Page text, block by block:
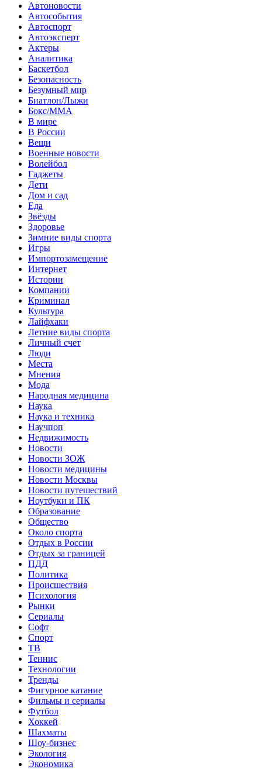
Автоновости
Автособытия
Автоспорт
Автоэксперт
Актеры
Аналитика
Баскетбол
Безопасность
Безумный мир
Биатлон/Лыжи
Бокс/MMA
В мире
В России
Вещи
Военные новости
Волейбол
Гаджеты
Дети
Дом и сад
Еда
Звёзды
Здоровье
Зимние виды спорта
Игры
Импортозамещение
Интернет
Истории
Компании
Криминал
Культура
Лайфхаки
Летние виды спорта
Личный счет
Люди
Места
Мнения
Мода
Народная медицина
Наука
Наука и техника
Научпоп
Недвижимость
Новости
Новости ЗОЖ
Новости медицины
Новости Москвы
Новости путешествий
Ноутбуки и ПК
Образование
Общество
Около спорта
Отдых в России
Отдых за границей
ПДД
Политика
Происшествия
Психология
Рынки
Сериалы
Софт
Спорт
ТВ
Теннис
Технологии
Тренды
Фигурное катание
Фильмы и сериалы
Футбол
Хоккей
Шахматы
Шоу-бизнес
Экология
Экономика